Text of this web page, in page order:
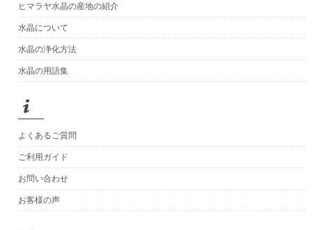
ヒマラヤ水晶の産地の紹介
水晶について
水晶の浄化方法
水晶の用語集
よくあるご質問
ご利用ガイド
お問い合わせ
お客様の声